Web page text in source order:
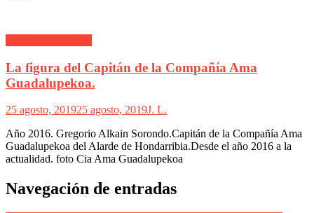
La figura del Capitán de la Compañía Ama
Guadalupekoa.
25 agosto, 201925 agosto, 2019J. L.
Año 2016. Gregorio Alkain Sorondo.Capitán de la Compañía Ama
Guadalupekoa del Alarde de Hondarribia.Desde el año 2016 a la
actualidad. foto Cia Ama Guadalupekoa
Navegación de entradas